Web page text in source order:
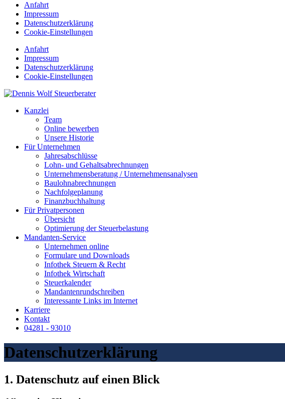
Anfahrt
Impressum
Datenschutzerklärung
Cookie-Einstellungen
Anfahrt
Impressum
Datenschutzerklärung
Cookie-Einstellungen
Kanzlei
Team
Online bewerben
Unsere Historie
Für Unternehmen
Jahresabschlüsse
Lohn- und Gehaltsabrechnungen
Unternehmensberatung / Unternehmensanalysen
Baulohnabrechnungen
Nachfolgeplanung
Finanzbuchhaltung
Für Privatpersonen
Übersicht
Optimierung der Steuerbelastung
Mandanten-Service
Unternehmen online
Formulare und Downloads
Infothek Steuern & Recht
Infothek Wirtschaft
Steuerkalender
Mandantenrundschreiben
Interessante Links im Internet
Karriere
Kontakt
04281 - 93010
Datenschutzerklärung
1. Datenschutz auf einen Blick